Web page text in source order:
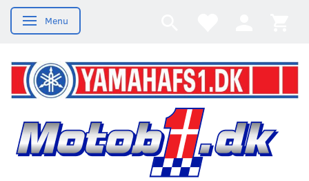
Skifte navigation
Menu